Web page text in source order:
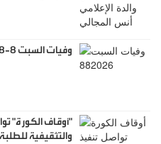
وفيات السبت 8-8-2026
"أوقاف الكورة"
والتثقيفية للطلبة